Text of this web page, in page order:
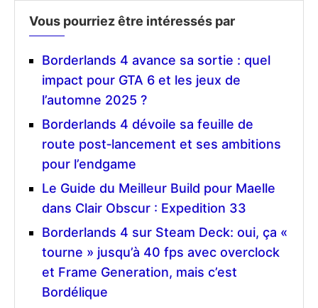
Vous pourriez être intéressés par
Borderlands 4 avance sa sortie : quel
impact pour GTA 6 et les jeux de
l’automne 2025 ?
Borderlands 4 dévoile sa feuille de
route post‑lancement et ses ambitions
pour l’endgame
Le Guide du Meilleur Build pour Maelle
dans Clair Obscur : Expedition 33
Borderlands 4 sur Steam Deck: oui, ça «
tourne » jusqu’à 40 fps avec overclock
et Frame Generation, mais c’est
Bordélique